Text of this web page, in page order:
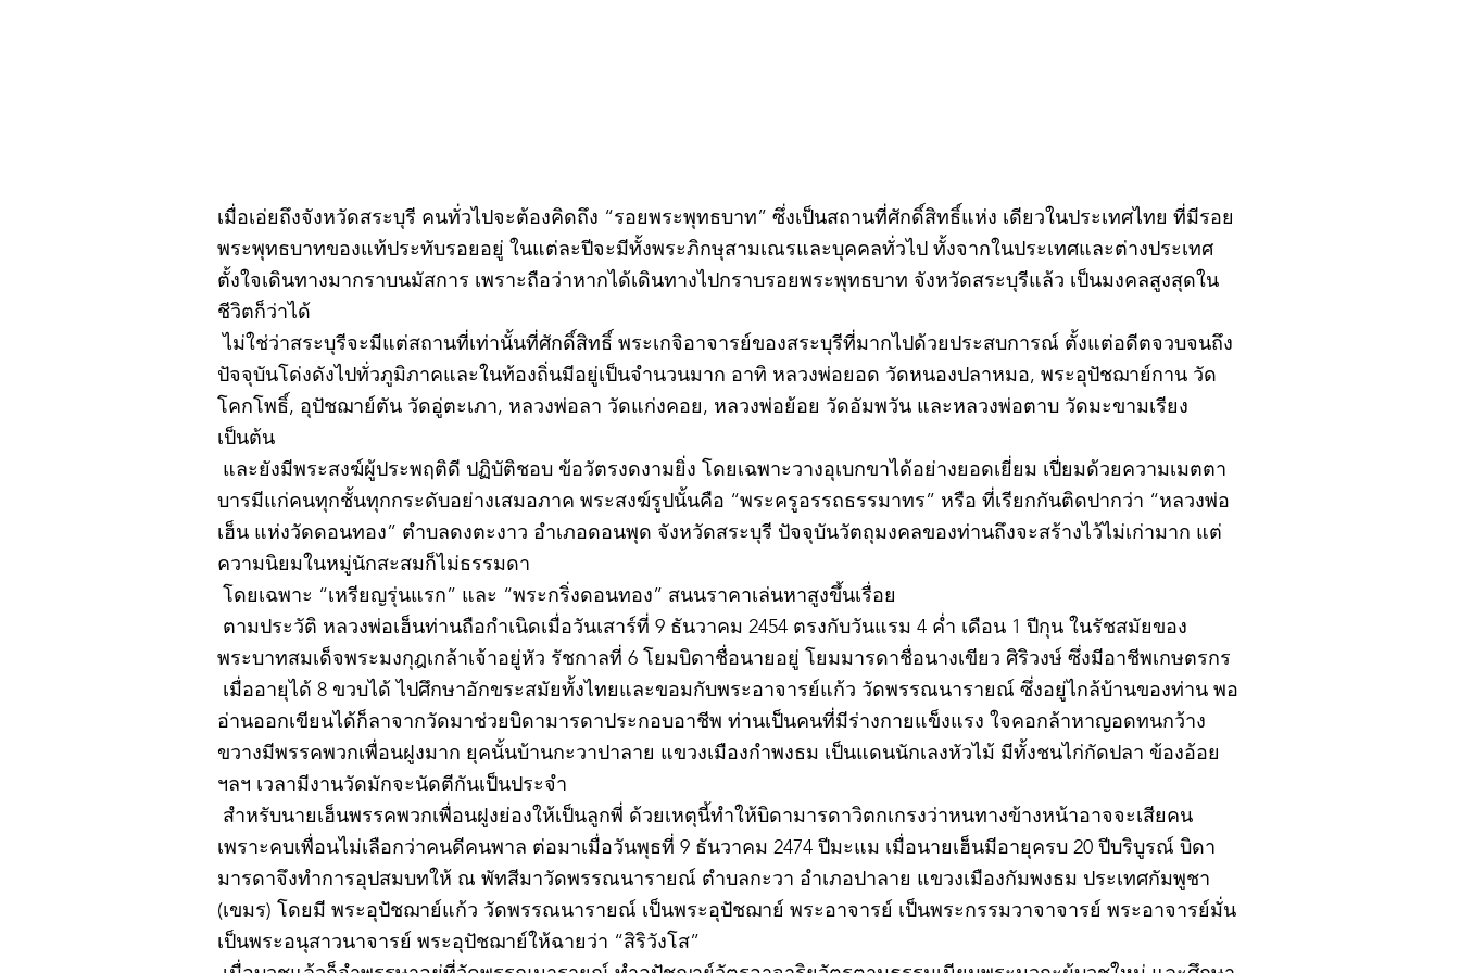
เมื่อเอ่ยถึงจังหวัดสระบุรี คนทั่วไปจะต้องคิดถึง “รอยพระพุทธบาท” ซึ่งเป็นสถานที่ศักดิ์สิทธิ์แห่ง เดียวในประเทศไทย ที่มีรอย
พระพุทธบาทของแท้ประทับรอยอยู่ ในแต่ละปีจะมีทั้งพระภิกษุสามเณรและบุคคลทั่วไป ทั้งจากในประเทศและต่างประเทศ
ตั้งใจเดินทางมากราบนมัสการ เพราะถือว่าหากได้เดินทางไปกราบรอยพระพุทธบาท จังหวัดสระบุรีแล้ว เป็นมงคลสูงสุดใน
ชีวิตก็ว่าได้
ไม่ใช่ว่าสระบุรีจะมีแต่สถานที่เท่านั้นที่ศักดิ์สิทธิ์ พระเกจิอาจารย์ของสระบุรีที่มากไปด้วยประสบการณ์ ตั้งแต่อดีตจวบจนถึง
ปัจจุบันโด่งดังไปทั่วภูมิภาคและในท้องถิ่นมีอยู่เป็นจำนวนมาก อาทิ หลวงพ่อยอด วัดหนองปลาหมอ, พระอุปัชฌาย์กาน วัด
โคกโพธิ์, อุปัชฌาย์ตัน วัดอู่ตะเภา, หลวงพ่อลา วัดแก่งคอย, หลวงพ่อย้อย วัดอัมพวัน และหลวงพ่อตาบ วัดมะขามเรียง
เป็นต้น
และยังมีพระสงฆ์ผู้ประพฤติดี ปฏิบัติชอบ ข้อวัตรงดงามยิ่ง โดยเฉพาะวางอุเบกขาได้อย่างยอดเยี่ยม เปี่ยมด้วยความเมตตา
บารมีแก่คนทุกชั้นทุกกระดับอย่างเสมอภาค พระสงฆ์รูปนั้นคือ “พระครูอรรถธรรมาทร” หรือ ที่เรียกกันติดปากว่า “หลวงพ่อ
เฮ็น แห่งวัดดอนทอง” ตำบลดงตะงาว อำเภอดอนพุด จังหวัดสระบุรี ปัจจุบันวัตถุมงคลของท่านถึงจะสร้างไว้ไม่เก่ามาก แต่
ความนิยมในหมู่นักสะสมก็ไม่ธรรมดา
โดยเฉพาะ “เหรียญรุ่นแรก” และ “พระกริ่งดอนทอง” สนนราคาเล่นหาสูงขึ้นเรื่อย
ตามประวัติ หลวงพ่อเฮ็นท่านถือกำเนิดเมื่อวันเสาร์ที่ 9 ธันวาคม 2454 ตรงกับวันแรม 4 ค่ำ เดือน 1 ปีกุน ในรัชสมัยของ
พระบาทสมเด็จพระมงกุฎเกล้าเจ้าอยู่หัว รัชกาลที่ 6 โยมบิดาชื่อนายอยู่ โยมมารดาชื่อนางเขียว ศิริวงษ์ ซึ่งมีอาชีพเกษตรกร
เมื่ออายุได้ 8 ขวบได้ ไปศึกษาอักขระสมัยทั้งไทยและขอมกับพระอาจารย์แก้ว วัดพรรณนารายณ์ ซึ่งอยู่ไกล้บ้านของท่าน พอ
อ่านออกเขียนได้ก็ลาจากวัดมาช่วยบิดามารดาประกอบอาชีพ ท่านเป็นคนที่มีร่างกายแข็งแรง ใจคอกล้าหาญอดทนกว้าง
ขวางมีพรรคพวกเพื่อนฝูงมาก ยุคนั้นบ้านกะวาปาลาย แขวงเมืองกำพงธม เป็นแดนนักเลงหัวไม้ มีทั้งชนไก่กัดปลา ข้องอ้อย
ฯลฯ เวลามีงานวัดมักจะนัดตีกันเป็นประจำ
สำหรับนายเฮ็นพรรคพวกเพื่อนฝูงย่องให้เป็นลูกพี่ ด้วยเหตุนี้ทำให้บิดามารดาวิตกเกรงว่าหนทางข้างหน้าอาจจะเสียคน
เพราะคบเพื่อนไม่เลือกว่าคนดีคนพาล ต่อมาเมื่อวันพุธที่ 9 ธันวาคม 2474 ปีมะแม เมื่อนายเฮ็นมีอายุครบ 20 ปีบริบูรณ์ บิดา
มารดาจึงทำการอุปสมบทให้ ณ พัทสีมาวัดพรรณนารายณ์ ตำบลกะวา อำเภอปาลาย แขวงเมืองกัมพงธม ประเทศกัมพูชา
(เขมร) โดยมี พระอุปัชฌาย์แก้ว วัดพรรณนารายณ์ เป็นพระอุปัชฌาย์ พระอาจารย์ เป็นพระกรรมวาจาจารย์ พระอาจารย์มั่น
เป็นพระอนุสาวนาจารย์ พระอุปัชฌาย์ให้ฉายว่า “สิริวังโส”